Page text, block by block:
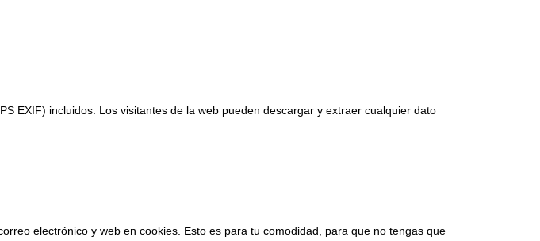
EXIF) incluidos. Los visitantes de la web pueden descargar y extraer cualquier dato
electrónico y web en cookies. Esto es para tu comodidad, para que no tengas que